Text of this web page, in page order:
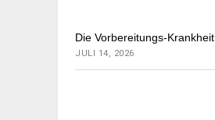
Die Vorbereitungs-Krankheit
JULI 14, 2026